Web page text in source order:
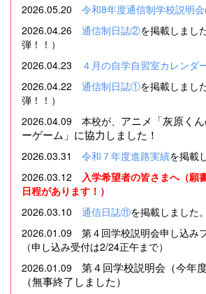
2026.05.20 令和8年度通信制学校説明会
2026.04.26 通信制日誌②を掲載しまし
弾！！）
2026.04.23
４月の自学自習室カレンダ
2026.04.22 通信制日誌①を掲載しまし
弾！！）
2026.04.09 本校が、 アニメ「灰原く
ーゲーム」に協力しました！
2026.03.31 令和７年度進路実績を掲載
2026.03.12
入学希望者の皆さまへ（願
日程があります！）
2026.03.10 通信日誌⑪を掲載しました。
2026.01.09 第４回学校説明会申し込み
（申し込み受付は2/24正午まで）
2026.01.09 第４回学校説明会（今年
（無事終了しました）